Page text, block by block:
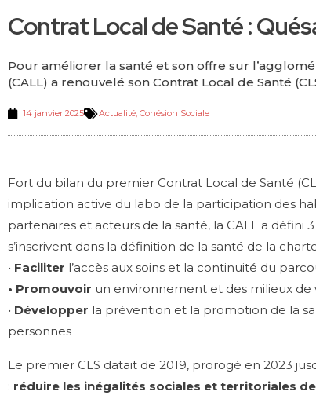
Contrat Local de Santé :
Pour améliorer la santé et son offre sur
(CALL) a renouvelé son Contrat Local de Santé
14 janvier 2025 Actualité, Cohésion Sociale
Fort du bilan du premier Contrat Local de Santé
implication active du labo de la participation des
partenaires et acteurs de la santé, la CALL a défini
s’inscrivent dans la définition de la santé de la
• Faciliter l’accès aux soins et la continuité du
• Promouvoir un environnement et des milieux de
• Développer la prévention et la promotion de la
personnes
Le premier CLS datait de 2019, prorogé en 2023
: réduire les inégalités sociales et territoriales